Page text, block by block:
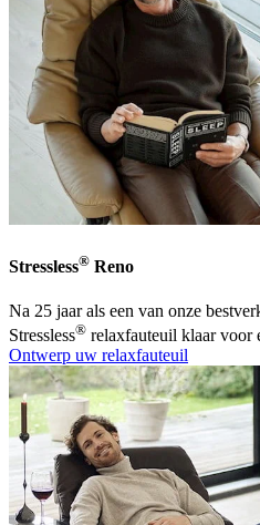
Stressless® Reno
Na 25 jaar als een van onze
Stressless® relaxfauteuil klaar voor
Ontwerp uw relaxfauteuil